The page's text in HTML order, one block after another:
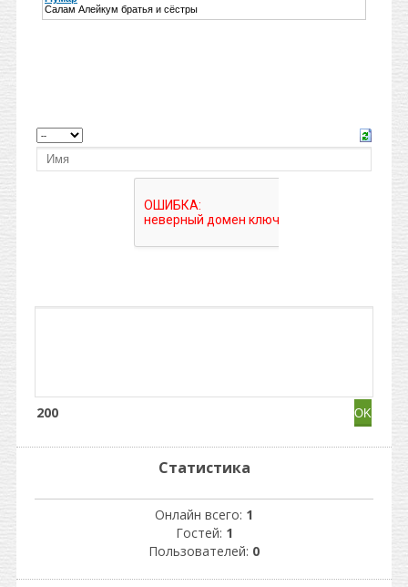
200
Статистика
Онлайн всего: 1
Гостей: 1
Пользователей: 0